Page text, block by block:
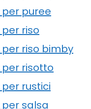
puree
riso
riso bimby
per risotto
rustici
salsa